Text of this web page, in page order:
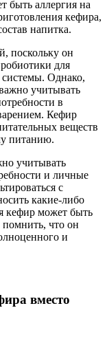
быть аллергия на
кефира,
напитка.
поскольку он
для
Однако,
учитывать
в
Кефир
веществ
питанию.
учитывать
и личные
с
какие-либо
кефир может быть
что он
и
вместо